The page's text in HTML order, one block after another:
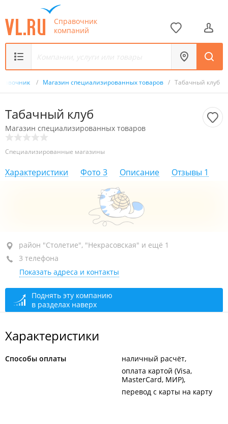
Справочник
компаний
/ Магазин специализированных товаров / Табачный клуб
Табачный клуб
Магазин специализированных товаров
Специализированные магазины
Характеристики Фото 3 Описание Отзывы 1
район "Столетие", пр-т 100-летия Владивостока, 40
ТЦ "Сотка"
+7 994 102-97-40
закрыто, откроется в 09:00
район "Столетие", "Некрасовская" и ещё 1
3 телефона
Показать адреса и контакты
Поднять эту компанию
в разделах наверх
Характеристики
Способы оплаты
наличный расчёт
оплата картой (Visa,
MasterCard, МИР)
перевод с карты на карту